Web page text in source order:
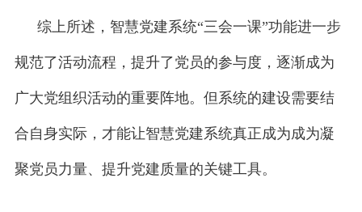
综上所述，智慧党建系统“三会一课”功能进一步
规范了活动流程，提升了党员的参与度，逐渐成为
广大党组织活动的重要阵地。但系统的建设需要结
合自身实际，才能让智慧党建系统真正成为成为凝
聚党员力量、提升党建质量的关键工具。